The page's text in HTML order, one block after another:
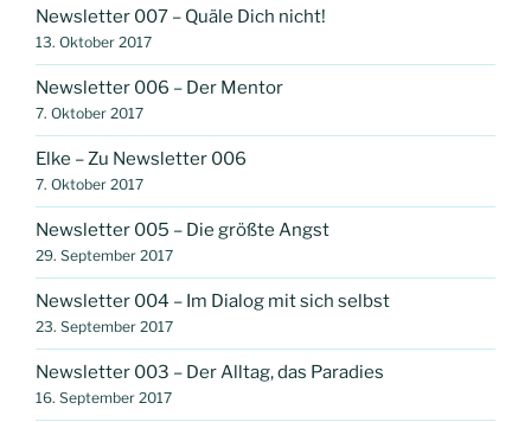
Newsletter 007 – Quäle Dich nicht!
13. Oktober 2017
Newsletter 006 – Der Mentor
7. Oktober 2017
Elke – Zu Newsletter 006
7. Oktober 2017
Newsletter 005 – Die größte Angst
29. September 2017
Newsletter 004 – Im Dialog mit sich selbst
23. September 2017
Newsletter 003 – Der Alltag, das Paradies
16. September 2017